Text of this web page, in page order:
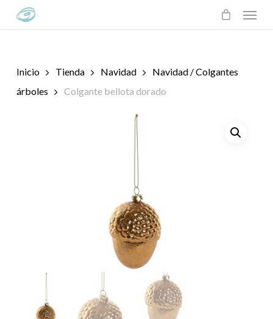
Menu
Inicio Tienda Navidad
Navidad / Colgantes
árboles
Colgante bellota dorado